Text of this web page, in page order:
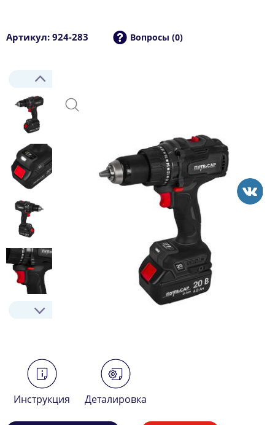
Артикул: 924-283 Вопросы (0)
Инструкция Деталировка